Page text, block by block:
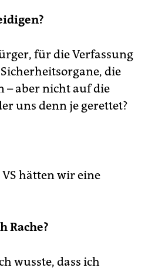
für die Verfassung
die
– aber nicht auf die
uns denn je gerettet?
hätten wir eine
Rache?
wusste, dass ich